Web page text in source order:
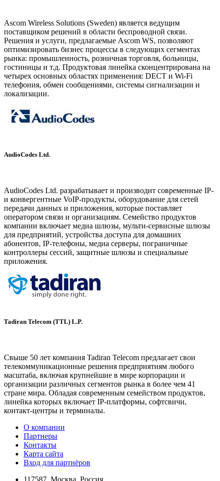
Ascom Wireless Solutions (Sweden) является ведущим
поставщиком решений в области беспроводной связи.
Решения и услуги, предлагаемые Ascom WS, позволяют
оптимизировать бизнес процессы в следующих сегментах
рынка: промышленность, розничная торговля, больницы,
гостиницы и т.д. Продуктовая линейка сконцентрирована на
четырех основных областях применения: DECT и Wi-Fi
телефония, обмен сообщениями, системы сигнализации и
локализации.
AudioCodes Ltd.
AudioCodes Ltd. разрабатывает и производит современные IP-
и конвергентные VoIP-продукты, оборудование для сетей
передачи данных и приложения, которые поставляет
оператором связи и организациям. Семейство продуктов
компании включает медиа шлюзы, мульти-сервисные шлюзы
для предприятий, устройства доступа для домашних
абонентов, IP-телефоны, медиа серверы, пограничные
контроллеры сессий, защитные шлюзы и специальные
приложения.
Tadiran Telecom (TTL) L.P.
Свыше 50 лет компания Tadiran Telecom предлагает свои
телекоммуникационные решения предприятиям любого
масштаба, включая крупнейшие в мире корпорации и
организации различных сегментов рынка в более чем 41
стране мира. Обладая современным семейством продуктов,
линейка которых включает IP-платформы, софтсвичи,
контакт-центры и терминалы.
О компании
Партнеры
Контакты
Карта сайта
Вход для партнёров